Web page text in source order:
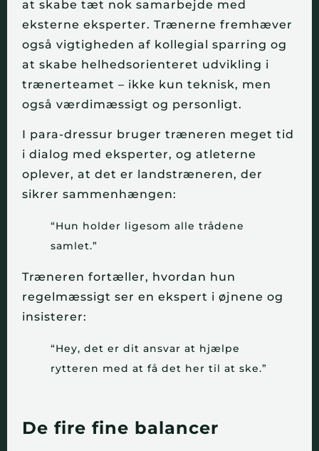
at skabe tæt nok samarbejde med
eksterne eksperter. Trænerne fremhæver
også vigtigheden af kollegial sparring og
at skabe helhedsorienteret udvikling i
trænerteamet – ikke kun teknisk, men
også værdimæssigt og personligt.
I para-dressur bruger træneren meget tid
i dialog med eksperter, og atleterne
oplever, at det er landstræneren, der
sikrer sammenhængen:
“Hun holder ligesom alle trådene
samlet.”
Træneren fortæller, hvordan hun
regelmæssigt ser en ekspert i øjnene og
insisterer:
“Hey, det er dit ansvar at hjælpe
rytteren med at få det her til at ske.”
De fire fine balancer